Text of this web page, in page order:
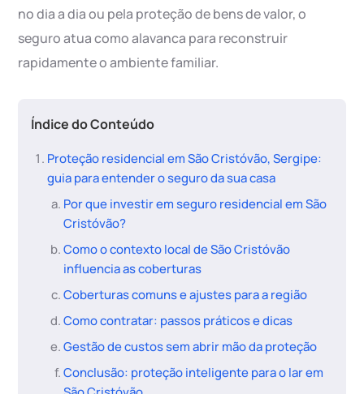
no dia a dia ou pela proteção de bens de valor, o
seguro atua como alavanca para reconstruir
rapidamente o ambiente familiar.
Índice do Conteúdo
Proteção residencial em São Cristóvão, Sergipe:
guia para entender o seguro da sua casa
Por que investir em seguro residencial em São
Cristóvão?
Como o contexto local de São Cristóvão
influencia as coberturas
Coberturas comuns e ajustes para a região
Como contratar: passos práticos e dicas
Gestão de custos sem abrir mão da proteção
Conclusão: proteção inteligente para o lar em